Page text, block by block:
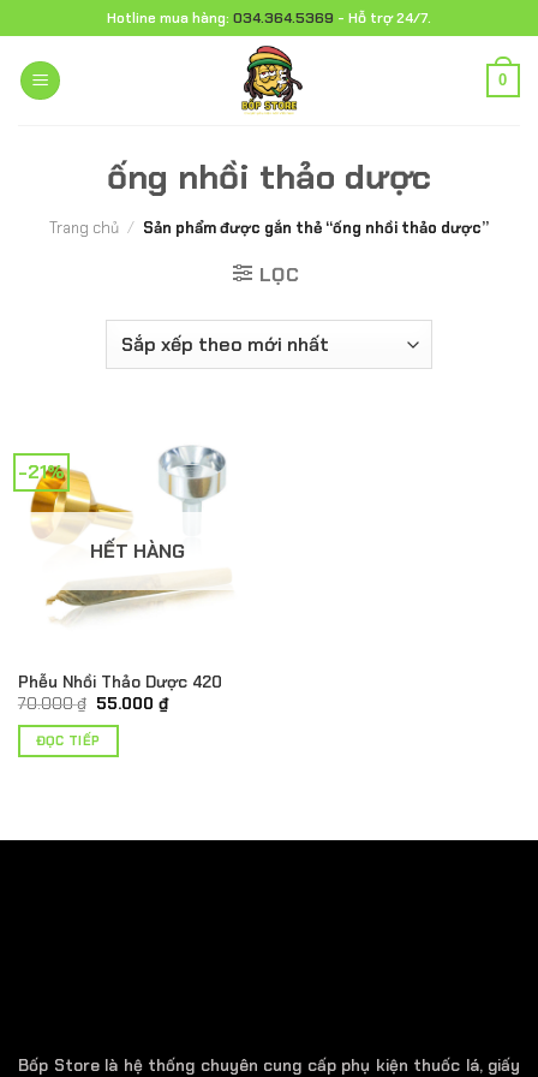
đến
nội
dung
Hotline mua hàng: 034.364.5369 - Hỗ trợ 24/7.
0
ống nhồi thảo dược
Trang chủ / Sản phẩm được gắn thẻ “ống nhồi thảo dược”
LỌC
-21%
HẾT HÀNG
Phễu Nhồi Thảo Dược 420
70.000₫ Giá
là:
70.000 ₫.
55.000 ₫Giá
hiện
ĐỌC TIẾP
Bốp Store là hệ thống chuyên cung cấp phụ kiện thuốc lá, giấy